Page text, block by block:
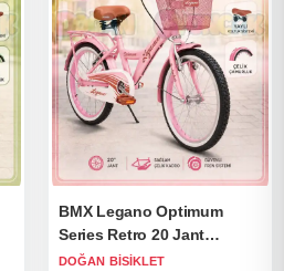
BMX Legano Optimum
Series Retro 20 Jant
Bisiklet Pembe - BMX 20
DOĞAN BISIKLET